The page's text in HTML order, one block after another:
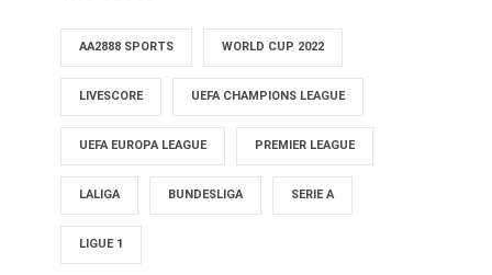
AA2888 SPORTS WORLD CUP 2022
LIVESCORE UEFA CHAMPIONS LEAGUE
UEFA EUROPA LEAGUE PREMIER LEAGUE
LALIGA BUNDESLIGA SERIE A
LIGUE 1